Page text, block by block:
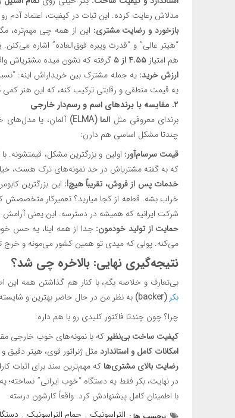
مدلاش رعایت کرده. این ثبات در کیفیت، اعتماد آدم
بازخورد و رضایت مشتری: این از همه چی مهم‌تره،
“هیتر عالی” و “قدرت ویبره فوق‌العاده” اشاره
هم امتیاز ۴.۵۵ از ۵
گرفته که نشون میده مشتریاش
ارزش خرید: یه جمله مشترک بین خریداراش اینه:
یه قیمت منطقی و رقابتی ترکیب کنه، که این هنر
۲. مقایسه با برندهای اسم و رسم‌دار خارجی
برندای معروفی مثل الما (ELMA)
آلمان، یا مدل‌های
چندتا مشکل اساسی هم دارن:
قیمت سرسام‌آور: اولین و بزرگترین مشکل، قیمتشونه.
که به گفته مشتریاش در حد نمونه‌های ترک هست،
خدمات پس از فروش، تقریباً هیچ!: این بزرگترین
خراب بشه. قطعه از کجا میارید؟ تعمیرکار متخصصش
شرکت ایرانیه که همیشه در دسترسه. این یعنی
حمایت از تولید خودمون: جدا از همه اینا، یه حس
می‌کنه. پولی که میدی تو همین کشور می‌مونه و خرج
نتیجه‌گیری نهایی: بالاخره چی شد؟
بی‌تعارف و خلاصه بگم، با کنار هم گذاشتن همه این
بکر (backer)
به نظر من در حال حاضر بهترین و
چرا؟ چون چندتا فاکتور کلیدی رو با هم داره:
کیفیت ساخت بی‌نظیر که با نمونه‌های خوب خارجی
امکانات کامل و استاندارد مثل ژنراتور قوی، هیتر دقیق
رضایت بالای مشتری‌ها که مهم‌ترین سند برای اثبات
در نهایت، بکر فقط یه دستگاه “خوب ایرانی” نساخته؛
با اطمینان کامل پیشنهادش کرد. واقعاً کارشون درسته.
التراسونیک , حمام التراسونیک ,